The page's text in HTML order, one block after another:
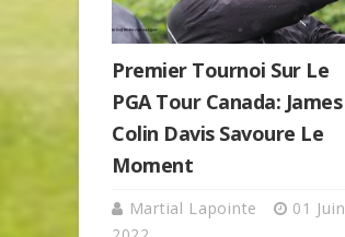
Premier Tournoi Sur Le
PGA Tour Canada: James
Colin Davis Savoure Le
Moment
Martial Lapointe
01 Juin